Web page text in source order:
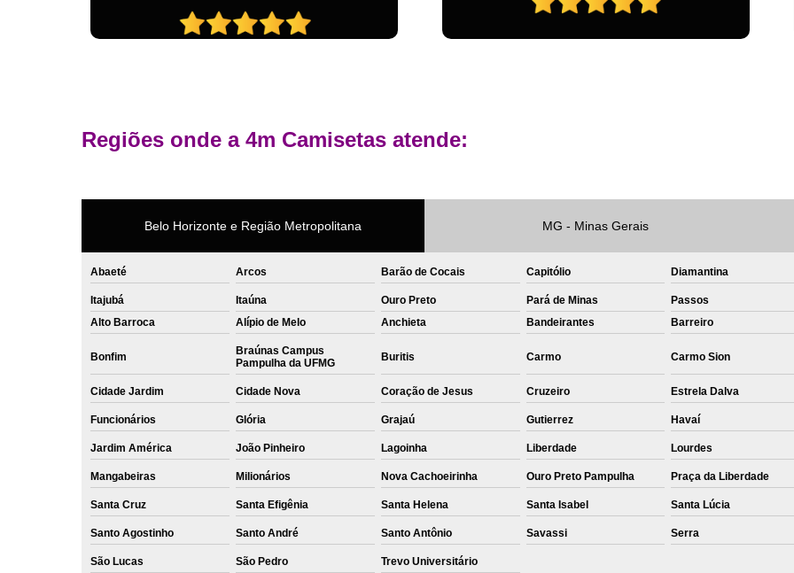
Private Label Roupas Femininas
Private Label Têxtil Moda Infantil Brasília
Private Label Biquínis
Private
Private Label Camisetas
Private Label de Camisetas
Sublimação de Camisetas
Sublimação de Estampa em
Sublimação em Camisetas de
Sublimação em Tecido
Sublimação para Camisetas
Regiões onde a 4m Camisetas atende:
Belo Horizonte e Região Metropolitana MG - Minas Gerais
Abaeté Arcos Barão de Cocais Capitólio Diamantina
Itajubá Itaúna Ouro Preto Pará de Minas Passos
Alto Barroca
Alípio de Melo Anchieta Bandeirantes Barreiro
Bonfim
Braúnas Campus
Pampulha da UFMG
Buritis Carmo Carmo Sion
Cidade Jardim Cidade Nova Coração de Jesus Cruzeiro Estrela Dalva
Funcionários Glória Grajaú Gutierrez Havaí
Jardim América João Pinheiro Lagoinha Liberdade Lourdes
Mangabeiras Milionários Nova Cachoeirinha Ouro Preto Pampulha Praça da Liberdade
Santa Cruz Santa Efigênia Santa Helena Santa Isabel Santa Lúcia
Santo Agostinho Santo André Santo Antônio Savassi Serra
São Lucas São Pedro Trevo Universitário